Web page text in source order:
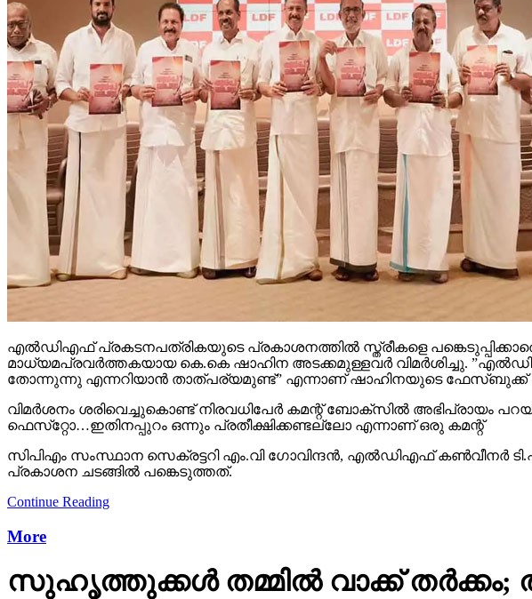
എല്‍ഡിഎഫ് പ്രകടനപത്രികയുടെ പ്രകാശനത്തില്‍ സ്ത്രീകളെ പങ്കെടുപ്പിക്കാതെ
മാധ്യമപ്രവര്‍ത്തകയായ കെ.കെ ഷാഹിന അടക്കമുള്ളവര്‍ വിമര്‍ശിച്ചു.
തോന്നുന്നു എന്നറിയാന്‍ താത്പര്യമുണ്ട്” എന്നാണ് ഷാഹിനയുടെ ഫേസ്ബുക്ക്
വിമര്‍ശനം ശരിവെച്ചുകൊണ്ട് നിരവധിപേര്‍ കമന്റ് ബോക്‌സില്‍
ഫെസ്‌റ്റോ…ഇതിനപ്പുറം ഒന്നും പ്രതീക്ഷിക്കണ്ടല്ലോ എന്നാണ് ഒരു കമന്റ്
സിപിഎം സംസ്ഥാന സെക്രട്ടറി എം.വി ഗോവിന്ദന്‍, എല്‍ഡിഎഫ് കണ്‍വീനര്‍
പ്രകാശന ചടങ്ങില്‍ പങ്കെടുത്തത്.
Continue Reading
More
സുഹൃത്തുക്കള്‍ തമ്മില്‍ വാക്ക് തര്‍ക്കം;